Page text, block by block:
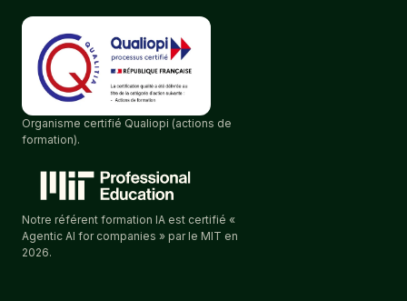
Organisme certifié Qualiopi (actions de
formation).
Notre référent formation IA est certifié «
Agentic AI for companies » par le MIT en
2026.